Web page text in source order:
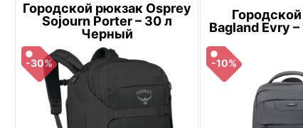
Городской рюкзак Osprey
Sojourn Porter – 30 л
Черный
-30%
Bagland Evry
-10%